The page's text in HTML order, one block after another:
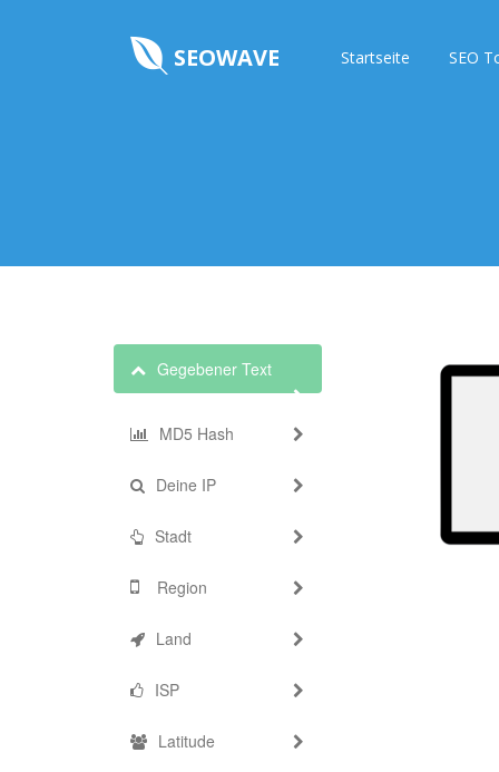
SEOWAVE Startseite SEO
Gegebener Text
MD5 Hash
Deine IP
Stadt
Region
Land
ISP
Latitude